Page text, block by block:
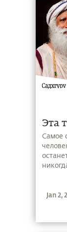
Эта
Самое
Jan 2,